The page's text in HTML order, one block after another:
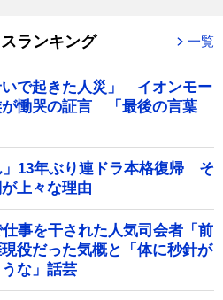
ランキング 一覧
いで起きた人災」 イオンモー
が慟哭の証言 「最後の言葉
」13年ぶり連ドラ本格復帰 そ
上々な理由
事を干された人気司会者「前
役だった気概と「体に秒針が
な」話芸